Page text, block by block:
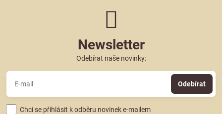
Newsletter
Odebírat naše novinky:
Odebírat
Chci se přihlásit k odběru novinek e-mailem